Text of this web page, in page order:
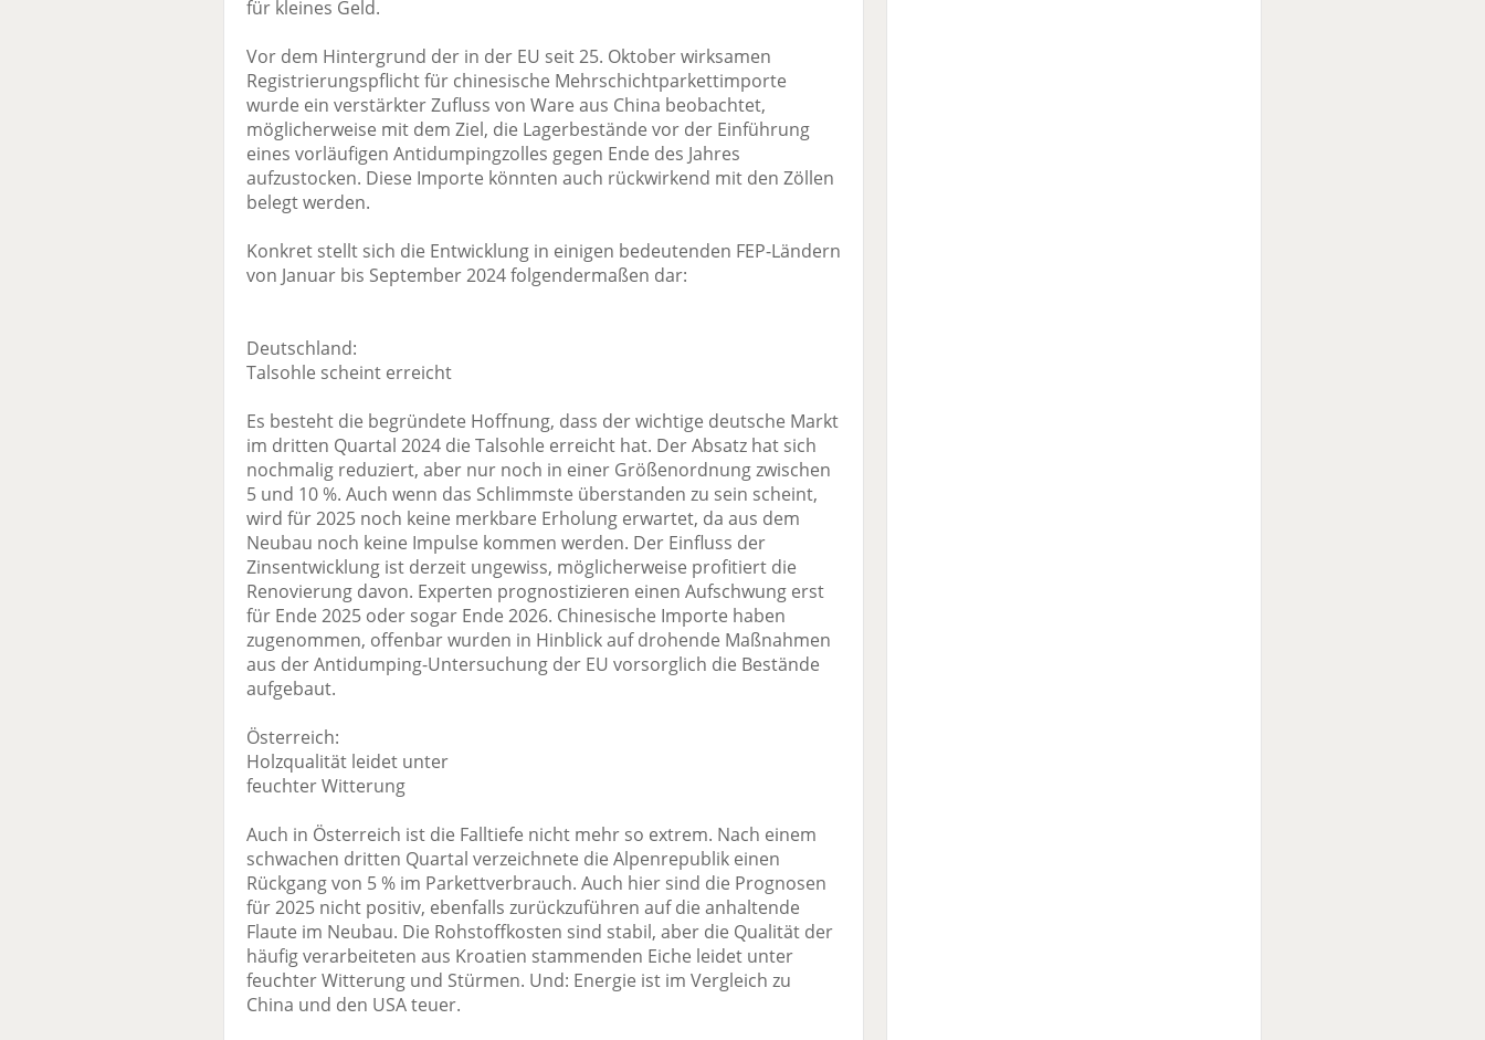
für kleines Geld.
Vor dem Hintergrund der in der EU seit 25. Oktober wirksamen
Registrierungspflicht für chinesische Mehrschichtparkettimporte
wurde ein verstärkter Zufluss von Ware aus China beobachtet,
möglicherweise mit dem Ziel, die Lagerbestände vor der Einführung
eines vorläufigen Antidumpingzolles gegen Ende des Jahres
aufzustocken. Diese Importe könnten auch rückwirkend mit den Zöllen
belegt werden.
Konkret stellt sich die Entwicklung in einigen bedeutenden FEP-Ländern
von Januar bis September 2024 folgendermaßen dar:
Deutschland:
Talsohle scheint erreicht
Es besteht die begründete Hoffnung, dass der wichtige deutsche Markt
im dritten Quartal 2024 die Talsohle erreicht hat. Der Absatz hat sich
nochmalig reduziert, aber nur noch in einer Größenordnung zwischen
5 und 10 %. Auch wenn das Schlimmste überstanden zu sein scheint,
wird für 2025 noch keine merkbare Erholung erwartet, da aus dem
Neubau noch keine Impulse kommen werden. Der Einfluss der
Zinsentwicklung ist derzeit ungewiss, möglicherweise profitiert die
Renovierung davon. Experten prognostizieren einen Aufschwung erst
für Ende 2025 oder sogar Ende 2026. Chinesische Importe haben
zugenommen, offenbar wurden in Hinblick auf drohende Maßnahmen
aus der Antidumping-Untersuchung der EU vorsorglich die Bestände
aufgebaut.
Österreich:
Holzqualität leidet unter
feuchter Witterung
Auch in Österreich ist die Falltiefe nicht mehr so extrem. Nach einem
schwachen dritten Quartal verzeichnete die Alpenrepublik einen
Rückgang von 5 % im Parkettverbrauch. Auch hier sind die Prognosen
für 2025 nicht positiv, ebenfalls zurückzuführen auf die anhaltende
Flaute im Neubau. Die Rohstoffkosten sind stabil, aber die Qualität der
häufig verarbeiteten aus Kroatien stammenden Eiche leidet unter
feuchter Witterung und Stürmen. Und: Energie ist im Vergleich zu
China und den USA teuer.